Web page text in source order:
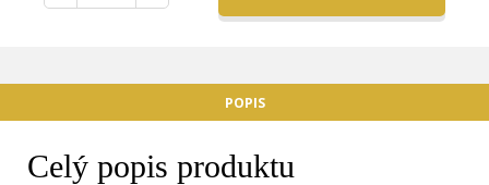
POPIS
Celý popis produktu